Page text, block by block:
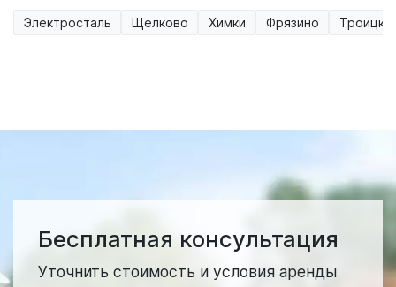
Электросталь Щелково Химки Фрязино Троицк
Бесплатная консультация
Уточнить стоимость и условия аренды